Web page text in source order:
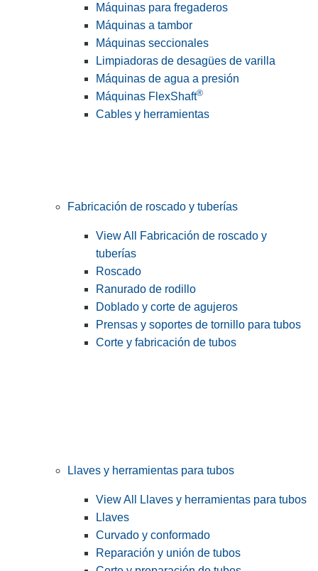
Máquinas para fregaderos
Máquinas a tambor
Máquinas seccionales
Limpiadoras de desagües de varilla
Máquinas de agua a presión
Máquinas FlexShaft®
Cables y herramientas
Fabricación de roscado y tuberías
View All Fabricación de roscado y
tuberías
Roscado
Ranurado de rodillo
Doblado y corte de agujeros
Prensas y soportes de tornillo para tubos
Corte y fabricación de tubos
Llaves y herramientas para tubos
View All Llaves y herramientas para tubos
Llaves
Curvado y conformado
Reparación y unión de tubos